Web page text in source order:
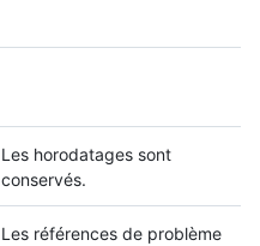
Les horodatages sont
conservés.
Les références de problème